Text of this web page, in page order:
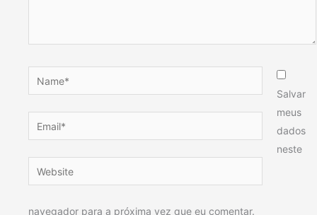
Email*
Website
Salvar
meus
dados
neste
navegador para a próxima vez que eu comentar.